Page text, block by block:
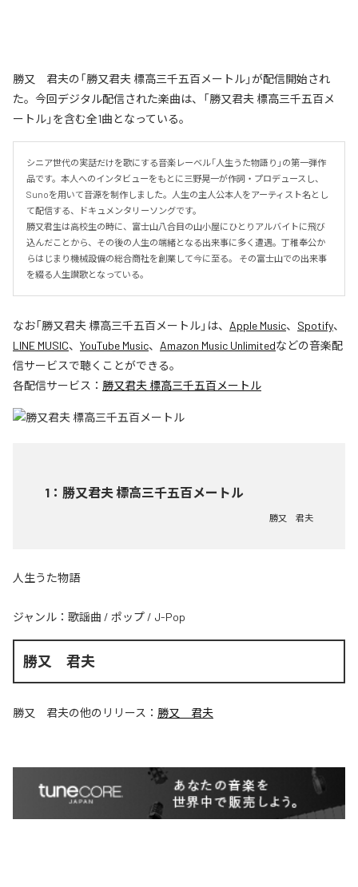
勝又 君夫の「勝又君夫 標高三千五百メートル」が配信開始され
た。今回デジタル配信された楽曲は、「勝又君夫 標高三千五百メ
ートル」を含む全1曲となっている。
シニア世代の実話だけを歌にする音楽レーベル「人生うた物語り」の第一弾作
品です。本人へのインタビューをもとに三野晃一が作詞・プロデュースし、
Sunoを用いて音源を制作しました。人生の主人公本人をアーティスト名とし
て配信する、ドキュメンタリーソングです。
勝又君生は高校生の時に、富士山八合目の山小屋にひとりアルバイトに飛び
込んだことから、その後の人生の端緒となる出来事に多く遭遇。丁稚奉公か
らはじまり機械設備の総合商社を創業して今に至る。 その富士山での出来事
を綴る人生讃歌となっている。
なお「勝又君夫 標高三千五百メートル」は、 Apple Music、 Spotify、
LINE MUSIC、 YouTube Music、 Amazon Music Unlimitedなどの音楽配
信サービスで聴くことができる。
各配信サービス： 勝又君夫 標高三千五百メートル
1 ： 勝又君夫 標高三千五百メートル
勝又 君夫
人生うた物語
ジャンル： 歌謡曲 / ポップ / J-Pop
勝又 君夫
勝又 君夫の他のリリース： 勝又 君夫